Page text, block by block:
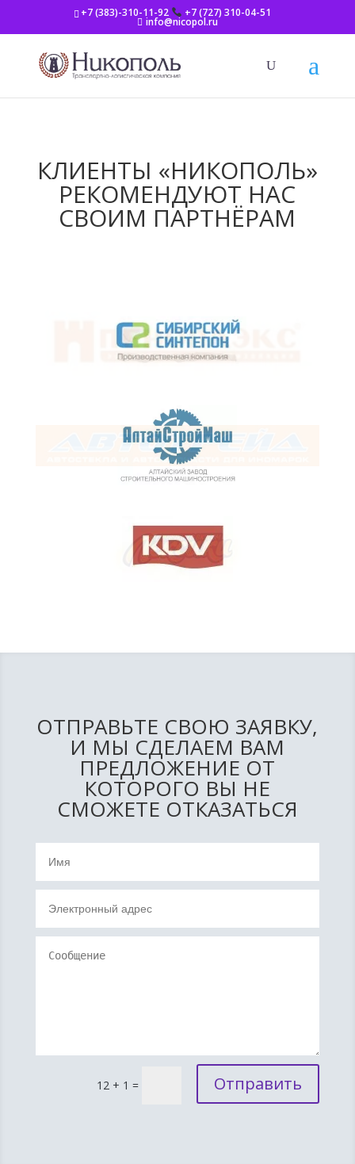
+7 (383)-310-11-92 +7 (727) 310-04-51
info@nicopol.ru
КЛИЕНТЫ «НИКОПОЛЬ»
РЕКОМЕНДУЮТ НАС
СВОИМ ПАРТНЁРАМ
ОТПРАВЬТЕ СВОЮ ЗАЯВКУ,
И МЫ СДЕЛАЕМ ВАМ
ПРЕДЛОЖЕНИЕ ОТ
КОТОРОГО ВЫ НЕ
СМОЖЕТЕ ОТКАЗАТЬСЯ
12 + 1 = Отправить